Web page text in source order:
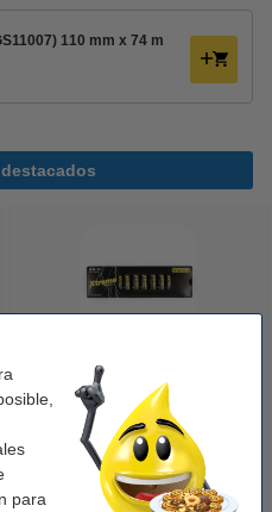
para
110 mm x 74 m
123tinta Pilas Alcalinas Xtreme
Power AA - LR06 - MN1500 - 24
unidades
14,50 € Incl. 21% IVA